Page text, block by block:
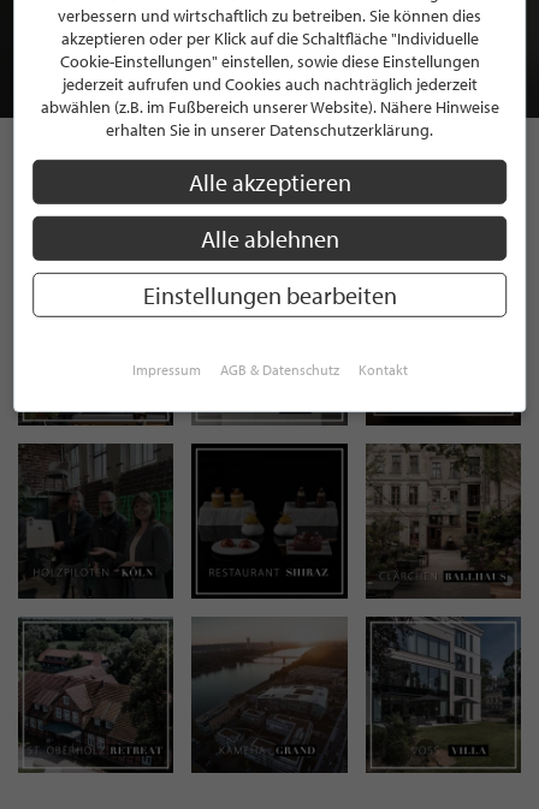
JETZT GRATIS BEWERBEN
STILPUNKTE AUF
INSTAGRAM
verbessern und wirtschaftlich zu betreiben. Sie können dies
akzeptieren oder per Klick auf die Schaltfläche "Individuelle
Cookie-Einstellungen" einstellen, sowie diese Einstellungen
jederzeit aufrufen und Cookies auch nachträglich jederzeit
abwählen (z.B. im Fußbereich unserer Website). Nähere Hinweise
erhalten Sie in unserer Datenschutzerklärung.
Alle akzeptieren
Alle ablehnen
Einstellungen bearbeiten
Impressum AGB & Datenschutz Kontakt